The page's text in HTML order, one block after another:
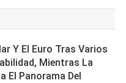
Y El Euro Tras Varios
Mientras La
El Panorama Del